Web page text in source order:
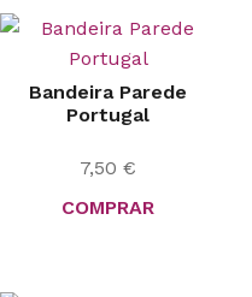
Bandeira Parede
Portugal
7,50 €
COMPRAR